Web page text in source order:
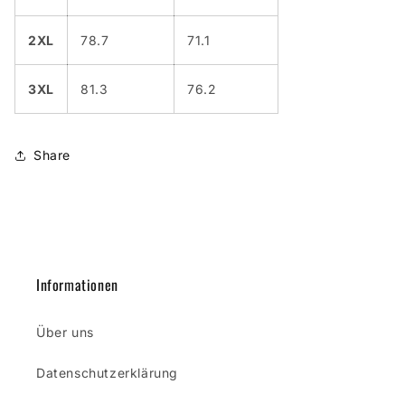
2XL 78.7 71.1
3XL 81.3 76.2
Share
Informationen
Über uns
Datenschutzerklärung